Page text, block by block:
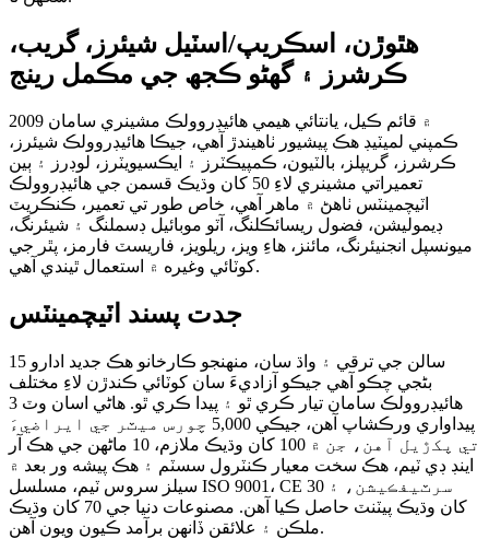
ھٿوڙن، اسڪريپ/اسٽيل شيئرز، گريب،
ڪرشرز ۽ گھڻو ڪجھ جي مڪمل رينج
2009 ۾ قائم ڪيل، يانتائي هيمي هائيڊروولڪ مشينري سامان
ڪمپني لميٽيڊ هڪ پيشيور ٺاهيندڙ آهي، جيڪا هائيڊروولڪ شيئرز،
ڪرشرز، گريپلز، بالٽيون، ڪمپيڪٽرز ۽ ايڪسيويٽرز، لوڊرز ۽ ٻين
تعميراتي مشينري لاءِ 50 کان وڌيڪ قسمن جي هائيڊروولڪ
اٽيچمينٽس ٺاهڻ ۾ ماهر آهي، خاص طور تي تعمير، ڪنڪريٽ
ڊيموليشن، فضول ريسائڪلنگ، آٽو موبائيل ڊسملنگ ۽ شيئرنگ،
ميونسپل انجنيئرنگ، مائنز، هاءِ ويز، ريلويز، فاريسٽ فارمز، پٿر جي
کوٽائي وغيره ۾ استعمال ٿيندي آهي.
جدت پسند اٽيچمينٽس
15 سالن جي ترقي ۽ واڌ سان، منهنجو ڪارخانو هڪ جديد ادارو
بڻجي چڪو آهي جيڪو آزاديءَ سان کوٽائي ڪندڙن لاءِ مختلف
هائيڊروولڪ سامان تيار ڪري ٿو ۽ پيدا ڪري ٿو. هاڻي اسان وٽ 3
پيداواري ورڪشاپ آهن، جيڪي 5,000 چورس ميٽر جي ايراضيءَ
تي پکڙيل آهن، جن ۾ 100 کان وڌيڪ ملازم، 10 ماڻهن جي هڪ آر
اينڊ ڊي ٽيم، هڪ سخت معيار ڪنٽرول سسٽم ۽ هڪ پيشه ور بعد ۾
سيلز سروس ٽيم، مسلسل ISO 9001، CE سرٽيفڪيشن، ۽ 30
کان وڌيڪ پيٽنٽ حاصل ڪيا آهن. مصنوعات دنيا جي 70 کان وڌيڪ
ملڪن ۽ علائقن ڏانهن برآمد ڪيون ويون آهن.